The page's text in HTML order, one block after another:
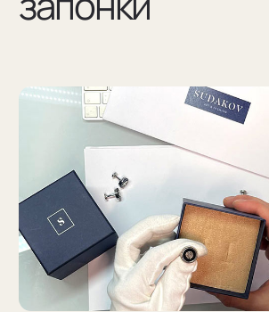
дизайнерского картона
Разработаем упаковку
по вашим пожеланиям
Например для корпоративных подарков сделаем
бокс для запонок, пакет и сертификат с логотипом
компании. Для подарка близкому человеку
на упаковку нанесем изображение или надпись
с пожеланием